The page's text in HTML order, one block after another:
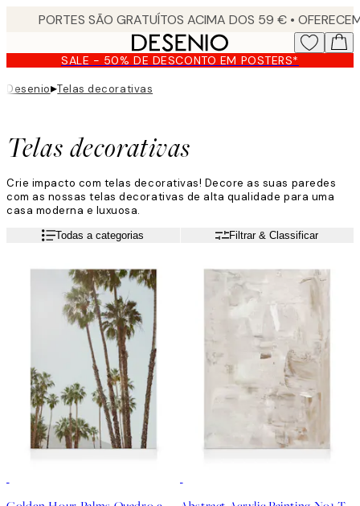
content. SALE - 50% DE DESCONTO EM POSTERS*
Desenio▸Telas decorativas
Telas decorativas
Crie impacto com telas decorativas! Decore as suas paredes
com as nossas telas decorativas de alta qualidade para uma
casa moderna e luxuosa.
Todas a categorias Filtrar & Classificar